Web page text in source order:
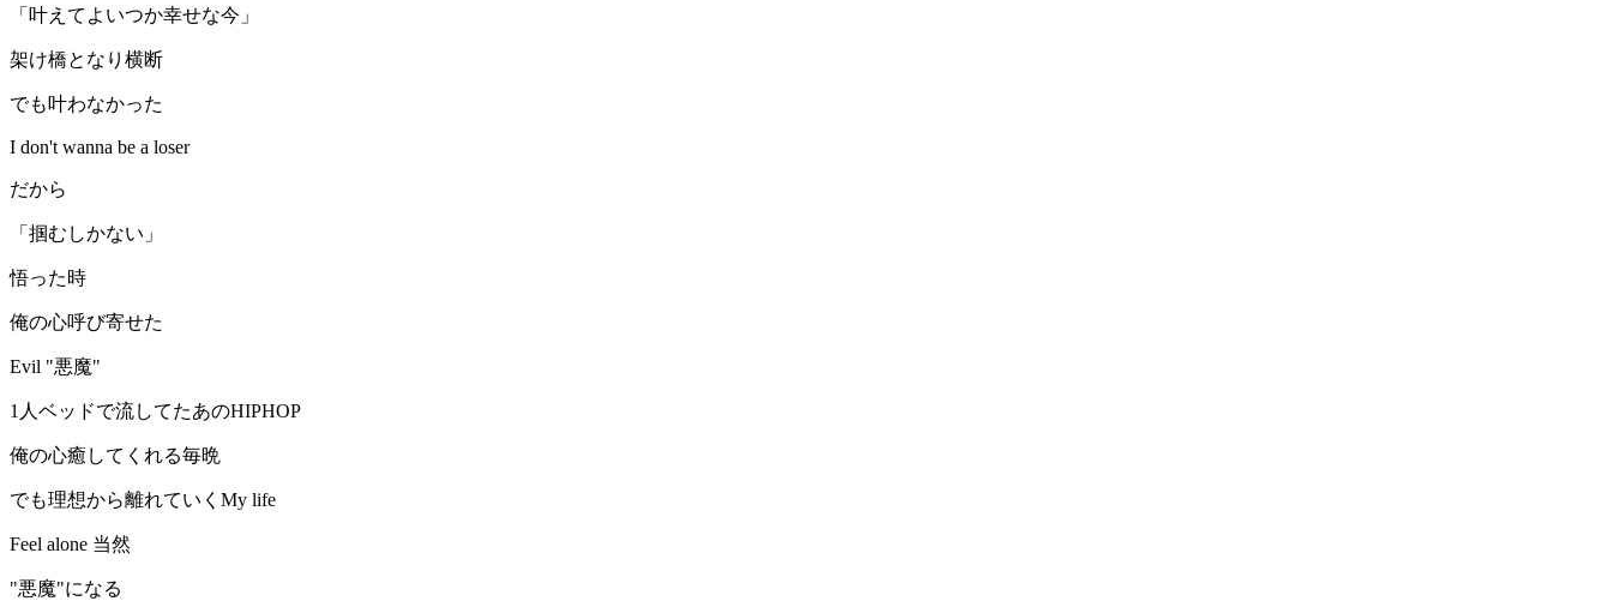
「叶えてよいつか幸せな今」
架け橋となり横断
でも叶わなかった
I don't wanna be a loser
だから
「掴むしかない」
悟った時
俺の心呼び寄せた
Evil "悪魔"
1人ベッドで流してたあのHIPHOP
俺の心癒してくれる毎晩
でも理想から離れていくMy life
Feel alone 当然
"悪魔"になる